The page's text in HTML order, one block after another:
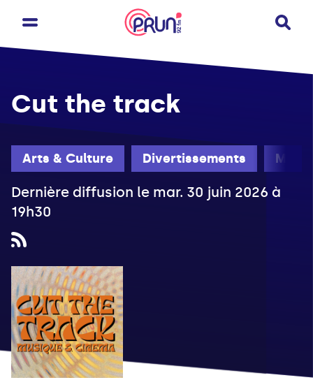
Arts & Culture Divertissements Mardi
Cut the track
Dernière diffusion le mar. 30 juin 2026 à
19h30